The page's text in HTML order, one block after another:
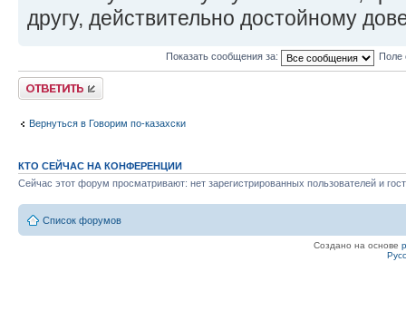
другу, действительно достойному
Показать сообщения за: Поле
Ответить
Вернуться в Говорим по-казахски
КТО СЕЙЧАС НА КОНФЕРЕНЦИИ
Сейчас этот форум просматривают: нет зарегистрированных пользователей и
Список форумов
Создано на основе